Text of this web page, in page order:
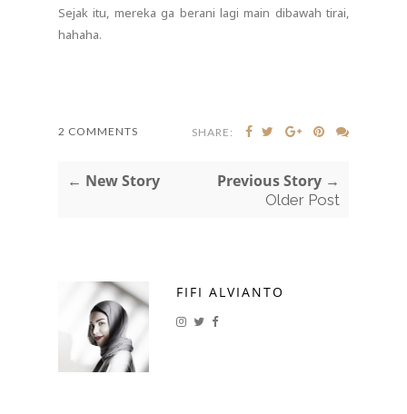
Sejak itu, mereka ga berani lagi main dibawah tirai,
hahaha.
2 COMMENTS SHARE:
← New Story Previous Story →
Older Post
FIFI ALVIANTO